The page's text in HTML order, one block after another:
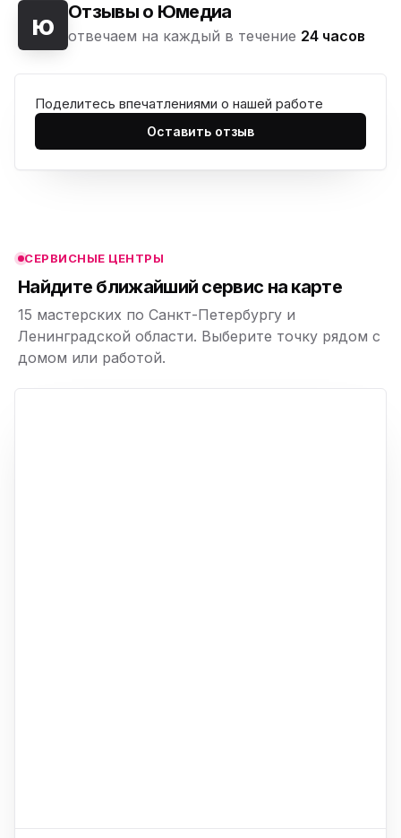
ю Отзывы о Юмедиа
отвечаем на каждый в течение 24 часов
Поделитесь впечатлениями о нашей работе
Оставить отзыв
СЕРВИСНЫЕ ЦЕНТРЫ
Найдите ближайший сервис на карте
15 мастерских по Санкт-Петербургу и
Ленинградской области. Выберите точку рядом с
домом или работой.
ю